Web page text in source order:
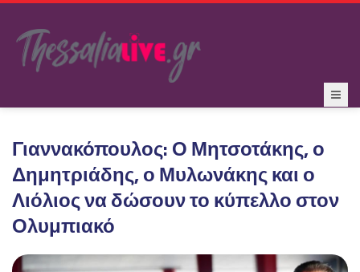
Γιαννακόπουλος: Ο Μητσοτάκης, ο
Δημητριάδης, ο Μυλωνάκης και ο
Λιόλιος να δώσουν το κύπελλο στον
Ολυμπιακό